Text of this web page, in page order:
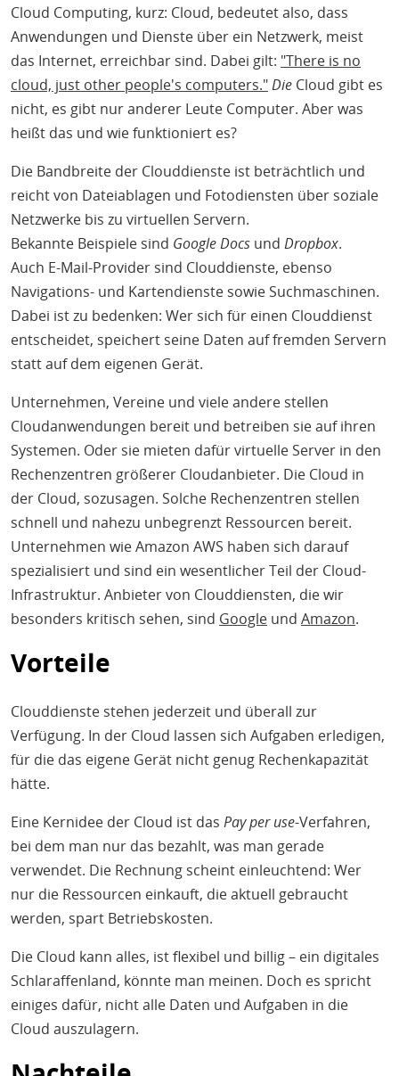
Cloud Computing, kurz: Cloud, bedeutet also, dass
Anwendungen und Dienste über ein Netzwerk, meist
das Internet, erreichbar sind. Dabei gilt: "There is no
cloud, just other people's computers."Die Cloud gibt es
nicht, es gibt nur anderer Leute Computer. Aber was
heißt das und wie funktioniert es?
Die Bandbreite der Clouddienste ist beträchtlich und
reicht von Dateiablagen und Fotodiensten über soziale
Netzwerke bis zu virtuellen Servern.
Bekannte Beispiele sind Google Docs und Dropbox.
Auch E-Mail-Provider sind Clouddienste, ebenso
Navigations- und Kartendienste sowie Suchmaschinen.
Dabei ist zu bedenken: Wer sich für einen Clouddienst
entscheidet, speichert seine Daten auf fremden Servern
statt auf dem eigenen Gerät.
Unternehmen, Vereine und viele andere stellen
Cloudanwendungen bereit und betreiben sie auf ihren
Systemen. Oder sie mieten dafür virtuelle Server in den
Rechenzentren größerer Cloudanbieter. Die Cloud in
der Cloud, sozusagen. Solche Rechenzentren stellen
schnell und nahezu unbegrenzt Ressourcen bereit.
Unternehmen wie Amazon AWS haben sich darauf
spezialisiert und sind ein wesentlicher Teil der Cloud-
Infrastruktur. Anbieter von Clouddiensten, die wir
besonders kritisch sehen, sind Google und Amazon.
Vorteile
Clouddienste stehen jederzeit und überall zur
Verfügung. In der Cloud lassen sich Aufgaben erledigen,
für die das eigene Gerät nicht genug Rechenkapazität
hätte.
Eine Kernidee der Cloud ist das Pay per use-Verfahren,
bei dem man nur das bezahlt, was man gerade
verwendet. Die Rechnung scheint einleuchtend: Wer
nur die Ressourcen einkauft, die aktuell gebraucht
werden, spart Betriebskosten.
Die Cloud kann alles, ist flexibel und billig – ein digitales
Schlaraffenland, könnte man meinen. Doch es spricht
einiges dafür, nicht alle Daten und Aufgaben in die
Cloud auszulagern.